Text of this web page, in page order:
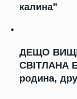
калина"
ДЕЩО
СВІТЛАНА
родина,